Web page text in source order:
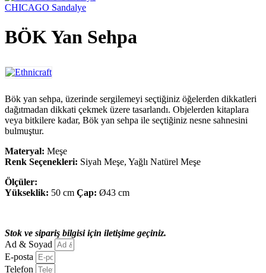
CHICAGO Sandalye
BÖK Yan Sehpa
Bök yan sehpa, üzerinde sergilemeyi seçtiğiniz öğelerden dikkatleri
dağıtmadan dikkati çekmek üzere tasarlandı. Objelerden kitaplara
veya bitkilere kadar, Bök yan sehpa ile seçtiğiniz nesne sahnesini
bulmuştur.
Materyal: Meşe
Renk Seçenekleri: Siyah Meşe, Yağlı Natürel Meşe
Ölçüler:
Yükseklik: 50 cm Çap: Ø43 cm
Stok ve sipariş bilgisi için iletişime geçiniz.
Ad & Soyad
E-posta
Telefon